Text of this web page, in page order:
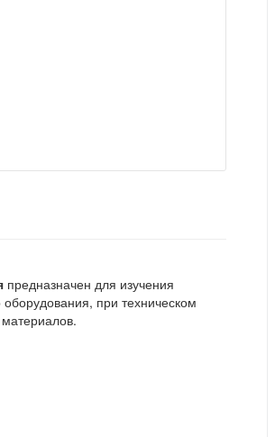
предназначен для изучения
при техническом